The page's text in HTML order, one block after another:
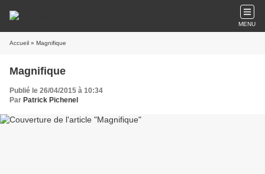
MENU
Accueil » Magnifique
Magnifique
Publié le 26/04/2015 à 10:34
Par Patrick Pichenel